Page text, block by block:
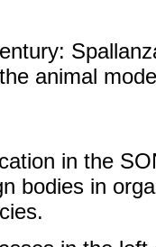
animal
in the
bodies in